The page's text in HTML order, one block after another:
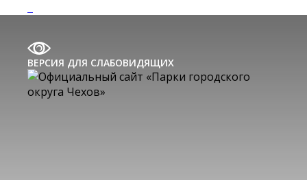
ВЕРСИЯ ДЛЯ СЛАБОВИДЯЩИХ